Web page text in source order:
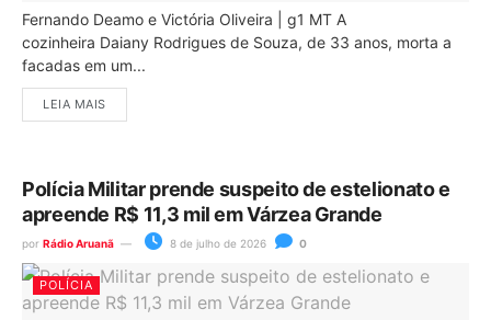
Fernando Deamo e Victória Oliveira | g1 MT A
cozinheira Daiany Rodrigues de Souza, de 33 anos, morta a
facadas em um...
LEIA MAIS
Polícia Militar prende suspeito de estelionato e
apreende R$ 11,3 mil em Várzea Grande
por Rádio Aruanã 8 de julho de 2026 0
POLÍCIA